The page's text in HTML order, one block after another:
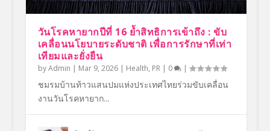
รายได้จากการขายคาร์บอน...
ปี ปักหมุดขยายสาขาเท...
ไอศกรีมโคน...
เอง เพียง 299 บา...
โทนสีพาสเทลสุดเอ็กซ์คลูซีฟ...
วันโรคหายากปีที่ 16 ย้ำสิทธิการเข้าถึง : ขับ
เคลื่อนนโยบายระดับชาติ เพื่อการรักษาที่เท่า
เทียมและยั่งยืน
byAdmin | Mar 9, 2026| Health, PR| 0 |
ชมรมบ้านท้าวแสนปมแห่งประเทศไทยร่วมขับเคลื่อน
งานวันโรคหายาก...